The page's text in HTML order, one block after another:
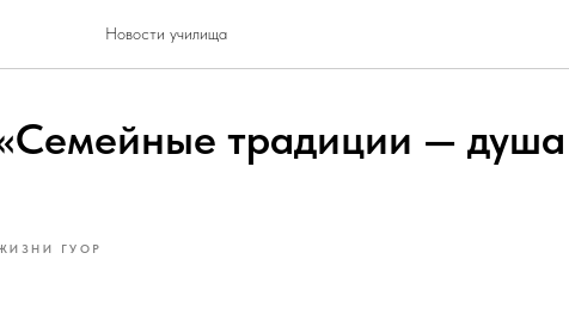
Новости училища
традиции — душа
ГУОР